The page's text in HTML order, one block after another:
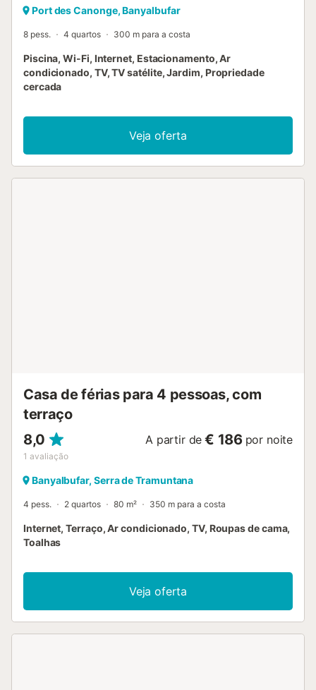
Port des Canonge, Banyalbufar
8 pess. 4 quartos 300 m para a costa
Piscina, Wi-Fi, Internet, Estacionamento, Ar
condicionado, TV, TV satélite, Jardim, Propriedade
cercada
Veja oferta
Casa de férias para 4 pessoas, com
terraço
8,0
1 avaliação
A partir de € 186 por noite
Banyalbufar, Serra de Tramuntana
4 pess. 2 quartos 80 m² 350 m para a costa
Internet, Terraço, Ar condicionado, TV, Roupas de cama,
Toalhas
Veja oferta